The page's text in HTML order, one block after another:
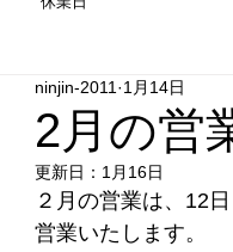
2月の営
ninjin-2011 1月14日
更新日： 1月16日
２月の営業は、12
営業いたします。